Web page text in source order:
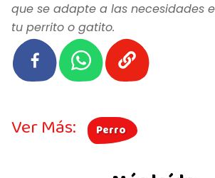
que se adapte a las necesidades
tu perrito o gatito.
Ver Más: Perro